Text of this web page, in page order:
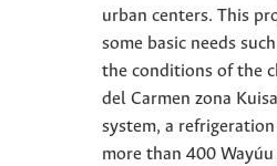
urban centers. This
some basic needs
the conditions of the
del Carmen zona
system, a
more than 400 Wayúu